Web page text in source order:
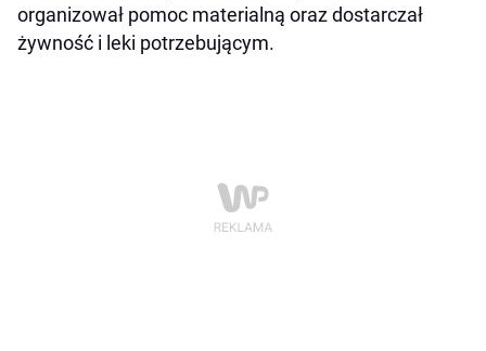
organizował pomoc materialną oraz dostarczał
żywność i leki potrzebującym.